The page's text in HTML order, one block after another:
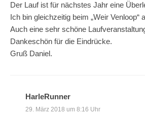
Der Lauf ist für nächstes Jahr eine
Ich bin gleichzeitig beim „Weir Venloop“
Auch eine sehr schöne
Dankeschön für die Eindrücke.
Gruß Daniel.
HarleRunner
29. März 2018 um 8:16 Uhr